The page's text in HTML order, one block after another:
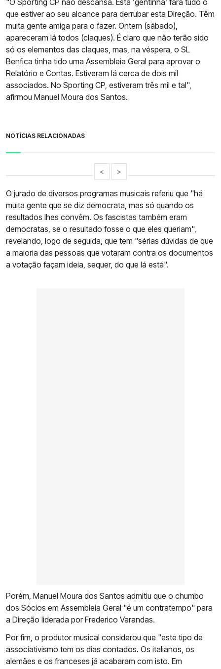
"O Sporting CP não descansa. Esta ‘gentinha’ fará tudo o
que estiver ao seu alcance para derrubar esta Direção. Têm
muita gente amiga para o fazer. Ontem (sábado),
apareceram lá todos (claques). É claro que não terão sido
só os elementos das claques, mas, na véspera, o SL
Benfica tinha tido uma Assembleia Geral para aprovar o
Relatório e Contas. Estiveram lá cerca de dois mil
associados. No Sporting CP, estiveram três mil e tal",
afirmou Manuel Moura dos Santos.
NOTÍCIAS RELACIONADAS
< >
O jurado de diversos programas musicais referiu que "há
muita gente que se diz democrata, mas só quando os
resultados lhes convêm. Os fascistas também eram
democratas, se o resultado fosse o que eles queriam",
revelando, logo de seguida, que tem "sérias dúvidas de que
a maioria das pessoas que votaram contra os documentos
a votação façam ideia, sequer, do que lá está".
Porém, Manuel Moura dos Santos admitiu que o chumbo
dos Sócios em Assembleia Geral "é um contratempo" para
a Direção liderada por Frederico Varandas.
Por fim, o produtor musical considerou que "este tipo de
associativismo tem os dias contados. Os italianos, os
alemães e os franceses já acabaram com isto. Em